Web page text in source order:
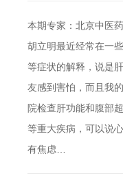
本期专家：北京中医
胡立明最近经常在一
等症状的解释，说是
友感到害怕，而且我
院检查肝功能和腹部
等重大疾病，可以说
有焦虑…